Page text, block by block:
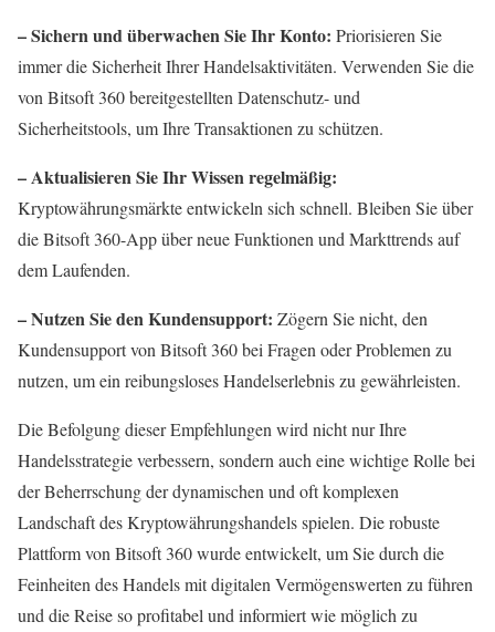
– Sichern und überwachen Sie Ihr Konto: Priorisieren Sie
immer die Sicherheit Ihrer Handelsaktivitäten. Verwenden Sie die
von Bitsoft 360 bereitgestellten Datenschutz- und
Sicherheitstools, um Ihre Transaktionen zu schützen.
– Aktualisieren Sie Ihr Wissen regelmäßig:
Kryptowährungsmärkte entwickeln sich schnell. Bleiben Sie über
die Bitsoft 360-App über neue Funktionen und Markttrends auf
dem Laufenden.
– Nutzen Sie den Kundensupport: Zögern Sie nicht, den
Kundensupport von Bitsoft 360 bei Fragen oder Problemen zu
nutzen, um ein reibungsloses Handelserlebnis zu gewährleisten.
Die Befolgung dieser Empfehlungen wird nicht nur Ihre
Handelsstrategie verbessern, sondern auch eine wichtige Rolle bei
der Beherrschung der dynamischen und oft komplexen
Landschaft des Kryptowährungshandels spielen. Die robuste
Plattform von Bitsoft 360 wurde entwickelt, um Sie durch die
Feinheiten des Handels mit digitalen Vermögenswerten zu führen
und die Reise so profitabel und informiert wie möglich zu